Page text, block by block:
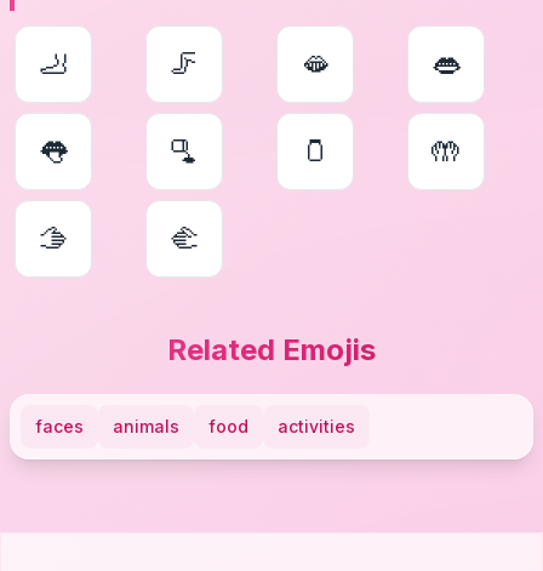
🦶 🦵 🫦 👄
👅 🫗 🫙 🤲
🫱 🫲
Related Emojis
faces animals food activities